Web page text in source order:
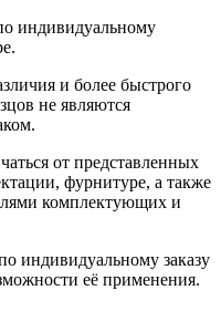
индивидуальному
и более быстрого
не являются
от представленных
фурнитуре, а также
комплектующих и
индивидуальному заказу
её применения.